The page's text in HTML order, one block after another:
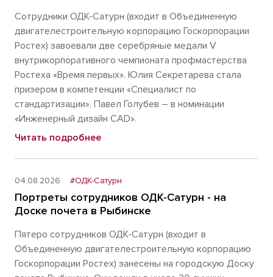
Сотрудники ОДК-Сатурн (входит в Объединенную
двигателестроительную корпорацию Госкорпорации
Ростех) завоевали две серебряные медали V
внутрикорпоративного чемпионата профмастерства
Ростеха «Время первых». Юлия Секретарева стала
призером в компетенции «Специалист по
стандартизации», Павел Голубев – в номинации
«Инженерный дизайн CAD».
Читать подробнее
04.08.2026 #ОДК-Сатурн
Портреты сотрудников ОДК-Сатурн - на
Доске почета в Рыбинске
Пятеро сотрудников ОДК-Сатурн (входит в
Объединенную двигателестроительную корпорацию
Госкорпорации Ростех) занесены на городскую Доску